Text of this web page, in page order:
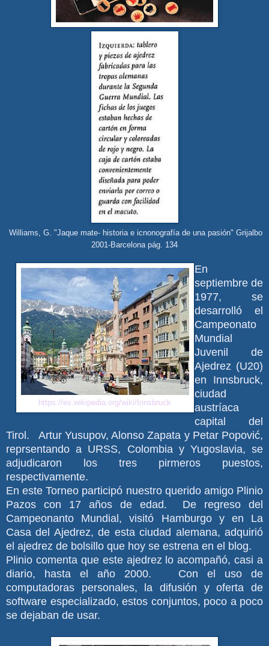
Williams, G. "Jaque mate- historia e icnonografía de una pasión" Grijalbo
2001-Barcelona pág. 134
https://es.wikipedia.org/wiki/Innsbruck
En
septiembre de
1977, se
desarrolló el
Campeonato
Mundial
Juvenil de
Ajedrez (U20)
en Innsbruck,
ciudad
austríaca
capital del
Tirol. Artur Yusupov, Alonso Zapata yPetar Popović,
reprsentando a URSS, Colombia y Yugoslavia, se
adjudicaron los tres pirmeros puestos,
respectivamente.
En este Torneo participó nuestro querido amigo Plinio
Pazos con 17 años de edad. De regreso del
Campeonanto Mundial, visitó Hamburgo y en La
Casa del Ajedrez, de esta ciudad alemana, adquirió
el ajedrez de bolsillo que hoy se estrena en el blog.
Plinio comenta que este ajedrez lo acompañó, casi a
diario, hasta el año 2000. Con el uso de
computadoras personales, la difusión y oferta de
software especializado, estos conjuntos, poco a poco
se dejaban de usar.